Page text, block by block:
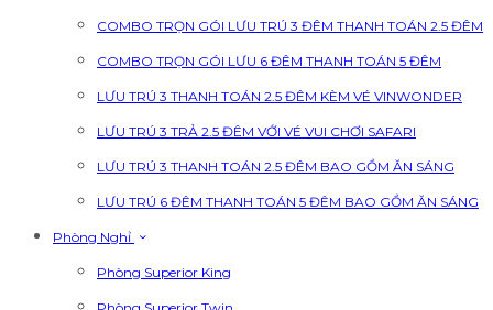
COMBO TRỌN GÓI LƯU TRÚ 3 ĐÊM THANH TOÁN 2.5 ĐÊM
COMBO TRỌN GÓI LƯU 6 ĐÊM THANH TOÁN 5 ĐÊM
LƯU TRÚ 3 THANH TOÁN 2.5 ĐÊM KÈM VÉ VINWONDER
LƯU TRÚ 3 TRẢ 2.5 ĐÊM VỚI VÉ VUI CHƠI SAFARI
LƯU TRÚ 3 THANH TOÁN 2.5 ĐÊM BAO GỒM ĂN SÁNG
LƯU TRÚ 6 ĐÊM THANH TOÁN 5 ĐÊM BAO GỒM ĂN SÁNG
Phòng Nghỉ
Phòng Superior King